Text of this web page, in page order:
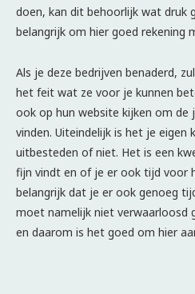
doen, kan dit behoorlijk wat druk
belangrijk om hier goed rekening
Als je deze bedrijven benaderd,
het feit wat ze voor je kunnen
ook op hun website kijken om
vinden. Uiteindelijk is het je eigen
uitbesteden of niet. Het is een
fijn vindt en of je er ook tijd voor
belangrijk dat je er ook genoeg
moet namelijk niet verwaarloosd
en daarom is het goed om hier